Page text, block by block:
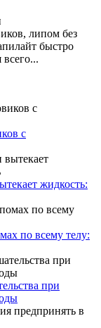
липом без
быстро
с
жидкость:
по всему телу:
при